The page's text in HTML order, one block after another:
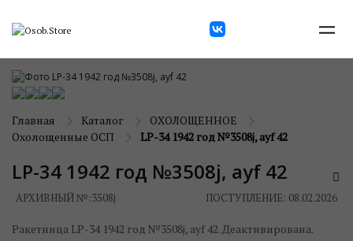
Главная Каталог
ОХОЛОЩЕННОЕ
Охолощенные ОСП
LP-34 1942 год №3508j, ayf 42
LP-34 1942 год №3508j, ayf 42
АРХИВНЫЙ №:3508j ПОСТУПЛЕНИЕ: 08.02.2026
Ракетница LP-34 1942 год №3508j, ayf 42. Деактивирована.